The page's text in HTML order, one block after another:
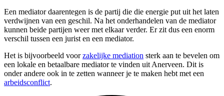
Een mediator daarentegen is de partij die die energie put uit het laten
verdwijnen van een geschil. Na het onderhandelen van de mediator
kunnen beide partijen weer met elkaar verder. Er zit dus een enorm
verschil tussen een jurist en een mediator.
Het is bijvoorbeeld voorzakelijke mediation sterk aan te bevelen om
een lokale en betaalbare mediator te vinden uit Anerveen. Dit is
onder andere ook in te zetten wanneer je te maken hebt met een
arbeidsconflict.